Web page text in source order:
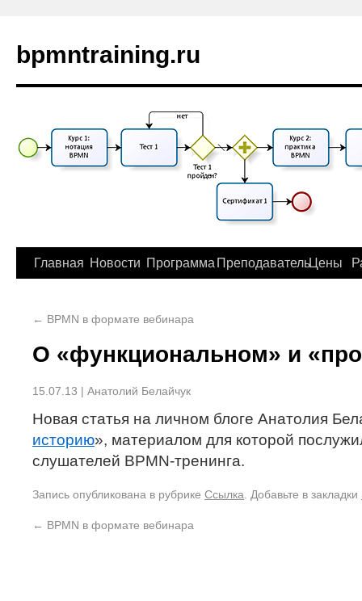
bpmntraining.ru
Главная Новости Программа ПреподавательЦены
← BPMN в формате вебинара
О «функциональном» и
15.07.13 | Анатолий Белайчук
Новая статья на личном блоге Анатолия
историю», материалом для которой
слушателей BPMN-тренинга.
Запись опубликована в рубрике Ссылка . Добавьте в закладки
← BPMN в формате вебинара